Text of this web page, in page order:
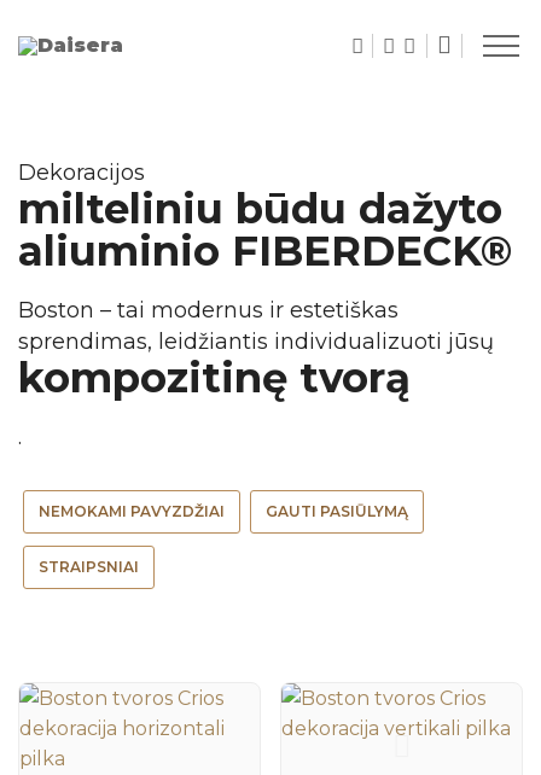
Dekoracijos
milteliniu būdu dažyto
aliuminio FIBERDECK®
Boston – tai modernus ir estetiškas
sprendimas, leidžiantis individualizuoti jūsų
kompozitinę tvorą
.
NEMOKAMI PAVYZDŽIAI GAUTI PASIŪLYMĄ
STRAIPSNIAI